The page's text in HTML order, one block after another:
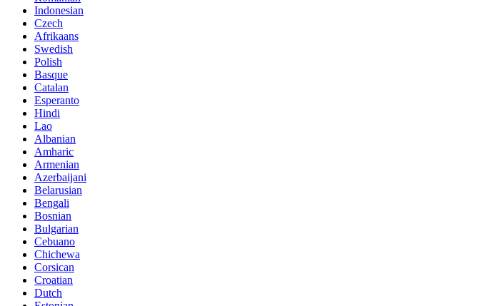
Indonesian
Czech
Afrikaans
Swedish
Polish
Basque
Catalan
Esperanto
Hindi
Lao
Albanian
Amharic
Armenian
Azerbaijani
Belarusian
Bengali
Bosnian
Bulgarian
Cebuano
Chichewa
Corsican
Croatian
Dutch